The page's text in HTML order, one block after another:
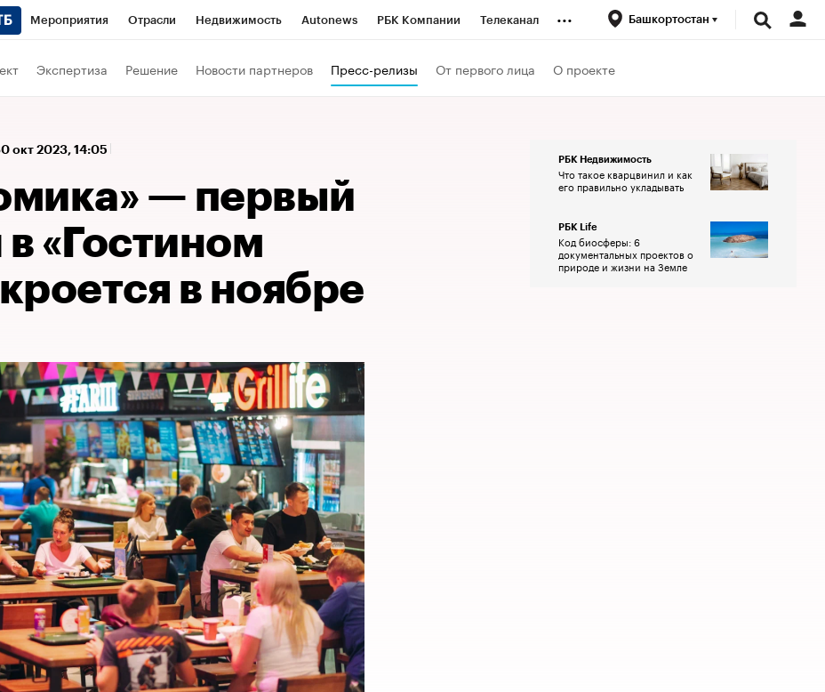
Мероприятия Отрасли Недвижимость Autonews РБК Компании Телеканал
Финансы
... Башкортостан
Экспертиза Решение Новости партнеров Пресс-релизы От первого лица О проекте
окт 2023, 14:05
— первый
«Гостином
в ноябре
РБК Недвижимость
Что такое кварцвинил и как
его правильно укладывать
РБК Life
Код биосферы: 6
документальных проектов о
природе и жизни на Земле